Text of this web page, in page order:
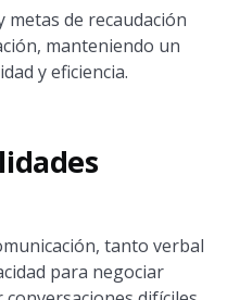
de recaudación
manteniendo un
y eficiencia.
tanto verbal
para negociar